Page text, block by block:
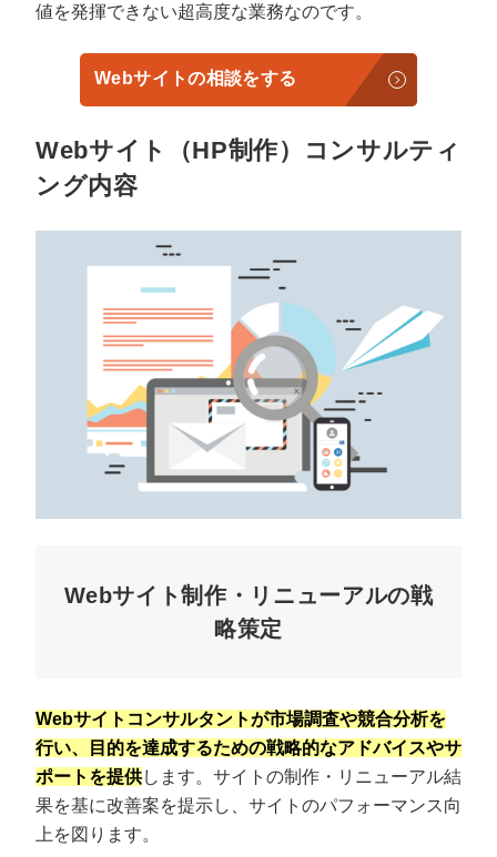
値を発揮できない超高度な業務なのです。
Webサイトの相談をする
Webサイト（HP制作）コンサルティ
ング内容
Webサイト制作・リニューアルの戦
略策定
Webサイトコンサルタントが市場調査や競合分析を
行い、目的を達成するための戦略的なアドバイスやサ
ポートを提供します。サイトの制作・リニューアル結
果を基に改善案を提示し、サイトのパフォーマンス向
上を図ります。